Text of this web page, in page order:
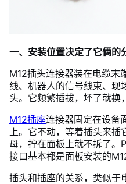
一、安装位置决定了它俩的
M12插头连接器装在电缆末
线、机器人的信号线束、现
头。它频繁插拔，坏了就换
M12插座连接器固定在设备
上。它不动，等着插头来插
母，拧在面板上就不拆了。
接口基本都是面板安装的
插头和插座的关系，类似